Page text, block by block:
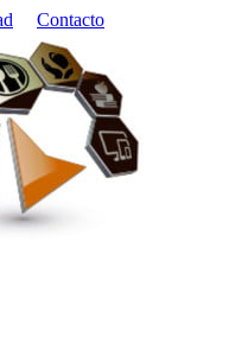
Contacto